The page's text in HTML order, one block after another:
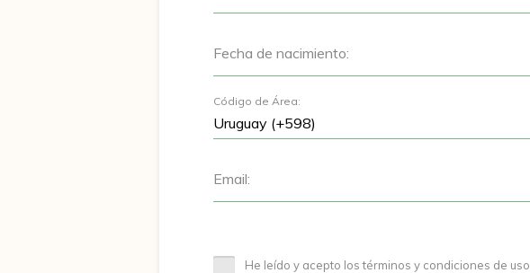
Fecha de nacimiento:
Código de Área:
Email:
He leído y acepto los términos y condiciones de uso